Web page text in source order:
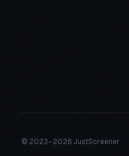
© 2023–2026 JustScreener